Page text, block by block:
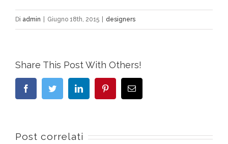
Di admin Giugno 18th, 2015 designers
Share This Post With Others!
FacebookTwitter LinkedIn PinterestEmail
Post correlati